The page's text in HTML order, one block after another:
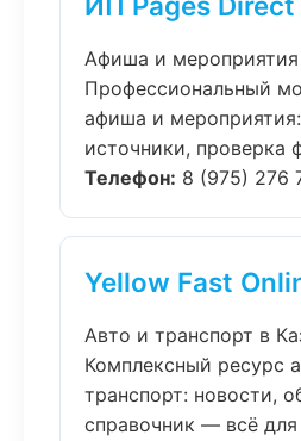
Афиша и мероприятия
Профессиональный
афиша и
источники, проверка
Телефон: 8 (975) 276
Yellow Fast
Авто и транспорт в
Комплексный ресурс
транспорт: новости,
справочник — всё